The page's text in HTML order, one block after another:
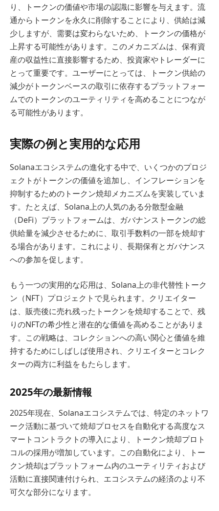
り、トークンの価値や市場の認識に影響を与えます。流
通からトークンを永久に削除することにより、供給は減
少しますが、需要は変わらないため、トークンの価格が
上昇する可能性があります。このメカニズムは、保有資
産の収益性に直接影響するため、投資家やトレーダーに
とって重要です。ユーザーにとっては、トークン供給の
減少がトークンベースの取引に依存するプラットフォー
ムでのトークンのユーティリティを高めることにつなが
る可能性があります。
実際の例と実用的な応用
Solanaエコシステムの進化する中で、いくつかのプロジ
ェクトがトークンの価値を追加し、インフレーションを
抑制するためのトークン焼却メカニズムを実装していま
す。たとえば、Solana上の人気のある分散型金融
（DeFi）プラットフォームは、ガバナンストークンの総
供給量を減少させるために、取引手数料の一部を焼却す
る場合があります。これにより、長期保有とガバナンス
への参加を促します。
もう一つの実用的な応用は、Solana上の非代替性トーク
ン（NFT）プロジェクトで見られます。クリエイター
は、販売後に売れ残ったトークンを焼却することで、残
りのNFTの希少性と潜在的な価値を高めることがありま
す。この戦略は、コレクションへの高い関心と価値を維
持するためにしばしば使用され、クリエイターとコレク
ターの両方に利益をもたらします。
2025年の最新情報
2025年現在、Solanaエコシステムでは、特定のネットワ
ーク活動に基づいて焼却プロセスを自動化する高度なス
マートコントラクトの導入により、トークン焼却プロト
コルの採用が増加しています。この自動化により、トー
クン焼却はプラットフォーム内のユーティリティおよび
活動に直接関連付けられ、エコシステムの経済のより不
可欠な部分になります。